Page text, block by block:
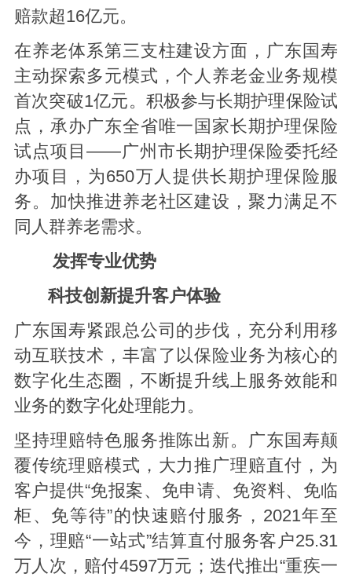
赔款超16亿元。
在养老体系第三支柱建设方面，广东国寿
主动探索多元模式，个人养老金业务规模
首次突破1亿元。积极参与长期护理保险试
点，承办广东全省唯一国家长期护理保险
试点项目——广州市长期护理保险委托经
办项目，为650万人提供长期护理保险服
务。加快推进养老社区建设，聚力满足不
同人群养老需求。
发挥专业优势
科技创新提升客户体验
广东国寿紧跟总公司的步伐，充分利用移
动互联技术，丰富了以保险业务为核心的
数字化生态圈，不断提升线上服务效能和
业务的数字化处理能力。
坚持理赔特色服务推陈出新。广东国寿颠
覆传统理赔模式，大力推广理赔直付，为
客户提供“免报案、免申请、免资料、免临
柜、免等待”的快速赔付服务，2021年至
今，理赔“一站式”结算直付服务客户25.31
万人次，赔付4597万元；迭代推出“重疾一